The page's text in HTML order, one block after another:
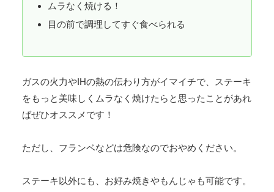
ムラなく焼ける！
目の前で調理してすぐ食べられる
ガスの火力やIHの熱の伝わり方がイマイチで、ステーキ
をもっと美味しくムラなく焼けたらと思ったことがあれ
ばぜひオススメです！
ただし、フランベなどは危険なのでおやめください。
ステーキ以外にも、お好み焼きやもんじゃも可能です。